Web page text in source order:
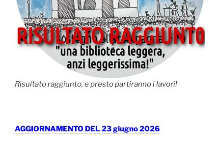
Risultato raggiunto, e presto partiranno i lavori!
AGGIORNAMENTO DEL 23 giugno 2026